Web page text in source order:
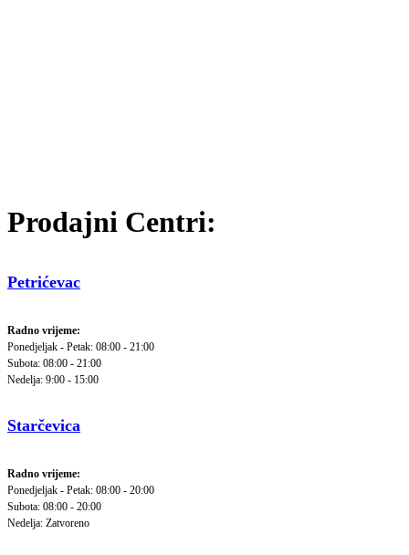
Prodajni Centri:
Petrićevac
Radno vrijeme:
Ponedjeljak - Petak: 08:00 - 21:00
Subota: 08:00 - 21:00
Nedelja: 9:00 - 15:00
Starčevica
Radno vrijeme:
Ponedjeljak - Petak: 08:00 - 20:00
Subota: 08:00 - 20:00
Nedelja: Zatvoreno